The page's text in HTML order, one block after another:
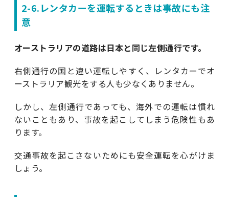
2-6.レンタカーを運転するときは事故にも注
意
オーストラリアの道路は日本と同じ左側通行です。
右側通行の国と違い運転しやすく、レンタカーでオ
ーストラリア観光をする人も少なくありません。
しかし、左側通行であっても、海外での運転は慣れ
ないこともあり、事故を起こしてしまう危険性もあ
ります。
交通事故を起こさないためにも安全運転を心がけま
しょう。